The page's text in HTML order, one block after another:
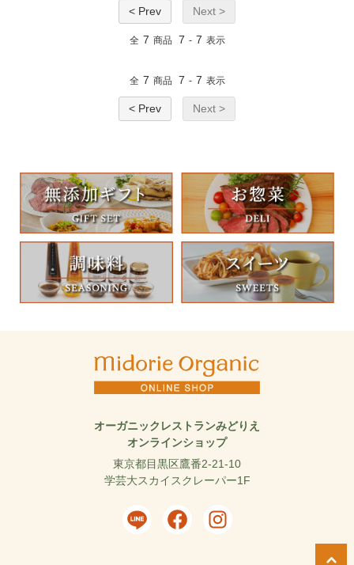
< Prev Next >
全 7 商品 7 - 7 表示
全 7 商品 7 - 7 表示
< Prev Next >
オーガニックレストランみどりえ
オンラインショップ
東京都目黒区鷹番2-21-10
学芸大スカイスクレーパー1F